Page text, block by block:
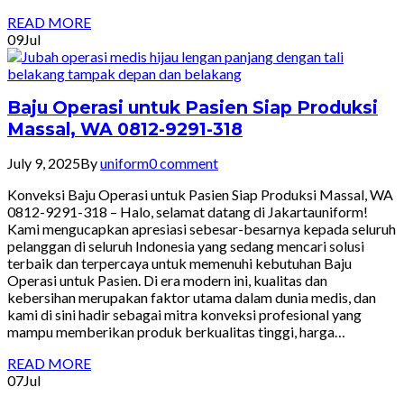
READ MORE
09Jul
Baju Operasi untuk Pasien Siap Produksi
Massal, WA 0812-9291-318
July 9, 2025Byuniform0 comment
Konveksi Baju Operasi untuk Pasien Siap Produksi Massal, WA
0812-9291-318 – Halo, selamat datang di Jakartauniform!
Kami mengucapkan apresiasi sebesar-besarnya kepada seluruh
pelanggan di seluruh Indonesia yang sedang mencari solusi
terbaik dan terpercaya untuk memenuhi kebutuhan Baju
Operasi untuk Pasien. Di era modern ini, kualitas dan
kebersihan merupakan faktor utama dalam dunia medis, dan
kami di sini hadir sebagai mitra konveksi profesional yang
mampu memberikan produk berkualitas tinggi, harga…
READ MORE
07Jul